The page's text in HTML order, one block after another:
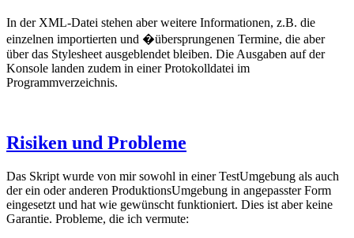
In der XML-Datei stehen aber weitere Informationen, z.B. die
einzelnen importierten und �übersprungenen Termine, die aber
über das Stylesheet ausgeblendet bleiben. Die Ausgaben auf der
Konsole landen zudem in einer Protokolldatei im
Programmverzeichnis.
Risiken und Probleme
Das Skript wurde von mir sowohl in einer TestUmgebung als auch
der ein oder anderen ProduktionsUmgebung in angepasster Form
eingesetzt und hat wie gewünscht funktioniert. Dies ist aber keine
Garantie. Probleme, die ich vermute: